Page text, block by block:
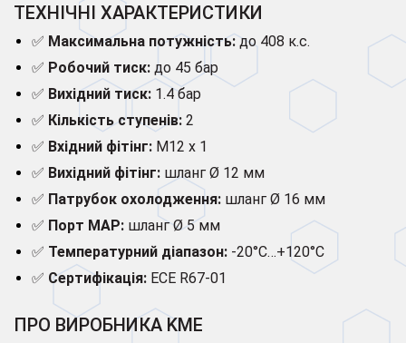
ТЕХНІЧНІ ХАРАКТЕРИСТИКИ
✅ Максимальна потужність:до 408 к.с.
✅ Робочий тиск: до 45 бар
✅ Вихідний тиск: 1.4 бар
✅ Кількість ступенів: 2
✅ Вхідний фітінг: M12 x 1
✅ Вихідний фітінг: шланг Ø 12 мм
✅ Патрубок охолодження: шланг Ø 16 мм
✅ Порт MAP: шланг Ø 5 мм
✅ Температурний діапазон: -20°C…+120°C
✅ Сертифікація: ECE R67-01
ПРО ВИРОБНИКА KME